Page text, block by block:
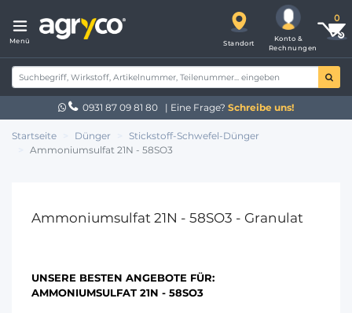
Menü Standort
Konto &
Rechnungen
0931 87 09 81 80 | Eine Frage? Schreibe uns!
Startseite Dünger
Stickstoff-Schwefel-Dünger
Ammoniumsulfat 21N - 58SO3
Ammoniumsulfat 21N - 58SO3 - Granulat
UNSERE BESTEN ANGEBOTE FÜR:
AMMONIUMSULFAT 21N - 58SO3